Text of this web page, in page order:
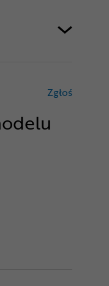
Zgłoś